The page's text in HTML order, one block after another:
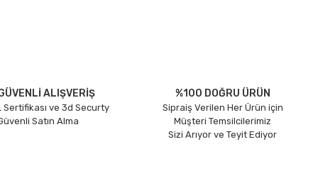
ALIŞVERİŞ
Sertifikası ve 3d Securty
Satın Alma
%100 DOĞRU ÜRÜN
Sipraiş Verilen Her Ürün için
Müşteri Temsilcilerimiz
Sizi Arıyor ve Teyit Ediyor